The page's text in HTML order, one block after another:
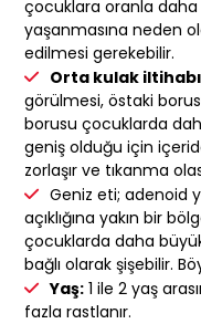
çocuklara oranla
yaşanmasına neden
edilmesi gerekebilir.
Orta kulak
görülmesi, östaki
borusu çocuklarda
geniş olduğu için içeride
zorlaşır ve tıkanma
Geniz eti; adenoid
açıklığına yakın bir
çocuklarda daha
bağlı olarak şişebilir.
Yaş: 1 ile 2 yaş
fazla rastlanır.